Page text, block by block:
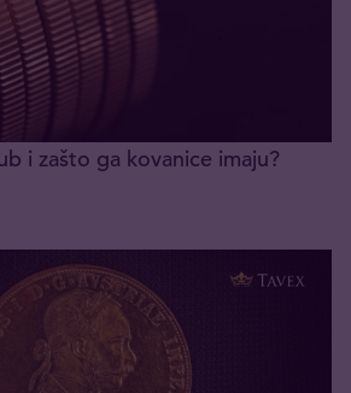
i zašto ga kovanice imaju?